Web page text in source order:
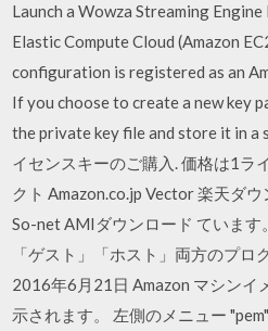
Launch a Wowza Streaming
Elastic Compute Cloud (Amazon
configuration is registered as an
If you choose to create a new key
the private key file and store it in a
イセンスキーのご購入. 価格は1ラ
クト Amazon.co.jp Vector 楽天ダ
So-net AMIダウンロード ていま
「ゲスト」「ホスト」両方のプロ
2016年6月21日 Amazon マシンイ
示されます。 左側のメニュー